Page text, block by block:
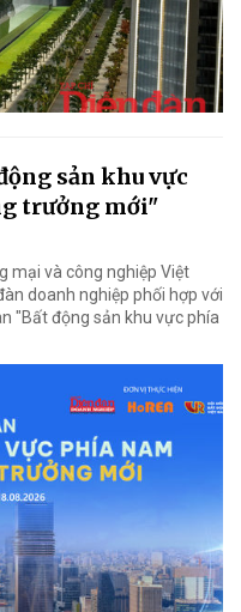
sản khu vực
trưởng mới"
mại và công nghiệp Việt
doanh nghiệp phối hợp với
"Bất động sản khu vực phía